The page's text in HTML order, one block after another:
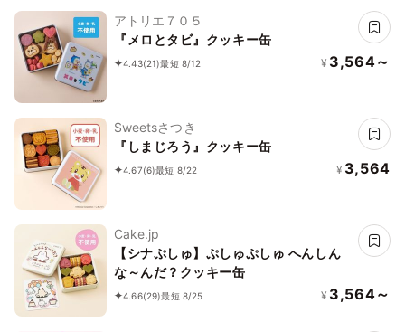
アトリエ７０５
『メロとタビ』クッキー缶
4.43(21)最短 8/12 ¥ 3,564～
Sweetsさつき
『しまじろう』クッキー缶
4.67(6)最短 8/22 ¥ 3,564
Cake.jp
【シナぷしゅ】ぷしゅぷしゅ へんしん
な～んだ？クッキー缶
4.66(29)最短 8/25 ¥ 3,564～